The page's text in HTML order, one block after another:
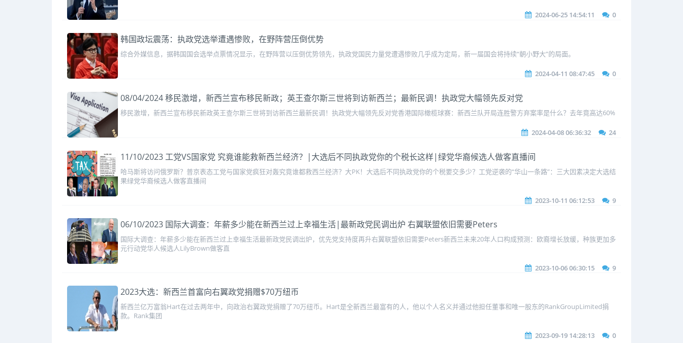
2024-06-25 14:54:11 0
韩国政坛震荡：执政党选举遭遇惨败，在野阵营压倒优势
综合外媒信息，据韩国国会选举点票情况显示，在野阵营以压倒优势领先，执政党国民力量党遭遇惨败几乎成为定局，新一届国会将持续“朝小野大”的局面。
2024-04-11 08:47:45 0
08/04/2024 移民激增，新西兰宣布移民新政；英王查尔斯三世将到访新西兰；最新民调！执政党大幅领先反对党
移民激增，新西兰宣布移民新政英王查尔斯三世将到访新西兰最新民调！执政党大幅领先反对党香港国际橄榄球赛：新西兰队开局连胜警方弃案率是什么？去年竟高达60%
2024-04-08 06:36:32 24
11/10/2023 工党VS国家党 究竟谁能救新西兰经济？|大选后不同执政党你的个税长这样|绿党华裔候选人做客直播间
哈马斯将访问俄罗斯？普京表态工党与国家党疯狂对轰究竟谁都救西兰经济？大PK！大选后不同执政党你的个税要交多少？工党逆袭的“华山一条路”：三大因素决定大选结
果绿党华裔候选人做客直播间
2023-10-11 06:12:53 9
06/10/2023 国际大调查：年薪多少能在新西兰过上幸福生活|最新政党民调出炉 右翼联盟依旧需要Peters
国际大调查：年薪多少能在新西兰过上幸福生活最新政党民调出炉，优先党支持度再升右翼联盟依旧需要Peters新西兰未来20年人口构成预测：欧裔增长放缓，种族更加多
元行动党华人候选人LilyBrown做客直
2023-10-06 06:30:15 9
2023大选：新西兰首富向右翼政党捐赠$70万纽币
新西兰亿万富翁Hart在过去两年中，向政治右翼政党捐赠了70万纽币。Hart是全新西兰最富有的人，他以个人名义并通过他担任董事和唯一股东的RankGroupLimited捐
款。Rank集团
2023-09-19 14:28:13 0